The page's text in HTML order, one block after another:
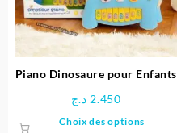
Piano Dinosaure pour Enfants
2.450 د.ج
Choix des options